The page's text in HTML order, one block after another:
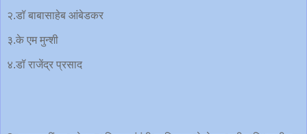
२.डॉ बाबासाहेब आंबेडकर
३.के एम मुन्शी
४.डॉ राजेंद्र प्रसाद